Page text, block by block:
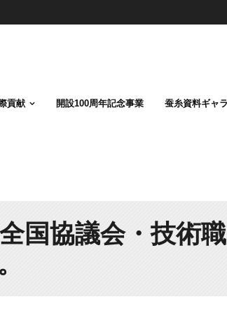
貢献 開設100周年記念事業 蚕糸資料ギャ
国協議会・技術